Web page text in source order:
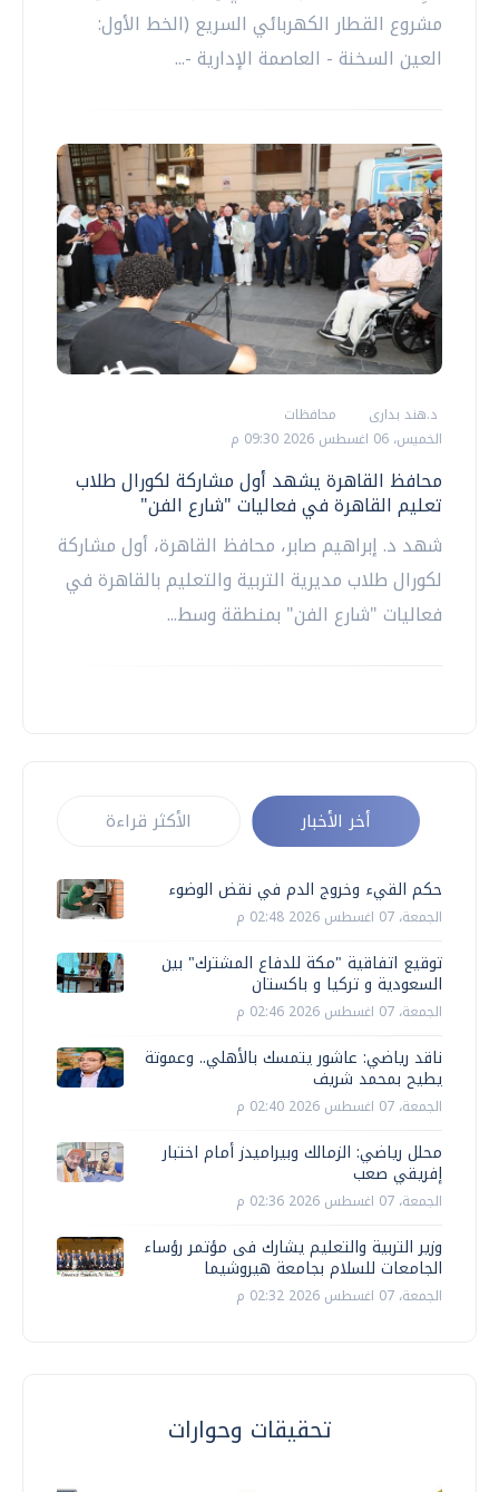
مشروع القطار الكهربائي السريع (الخط الأول:
العين السخنة - العاصمة الإدارية -...
د.هند بدارى
محافظات
الخميس، 06 اغسطس 2026 09:30 م
محافظ القاهرة يشهد أول مشاركة لكورال طلاب
تعليم القاهرة في فعاليات "شارع الفن"
شهد د. إبراهيم صابر، محافظ القاهرة، أول مشاركة
لكورال طلاب مديرية التربية والتعليم بالقاهرة في
فعاليات "شارع الفن" بمنطقة وسط...
أخر الأخبار الأكثر قراءة
حكم القيء وخروج الدم في نقض الوضوء
الجمعة، 07 اغسطس 2026 02:48 م
توقيع اتفاقية "مكة للدفاع المشترك" بين
السعودية و تركيا و باكستان
الجمعة، 07 اغسطس 2026 02:46 م
ناقد رياضي: عاشور يتمسك بالأهلي.. وعموتة
يطيح بمحمد شريف
الجمعة، 07 اغسطس 2026 02:40 م
محلل رياضي: الزمالك وبيراميدز أمام اختبار
إفريقي صعب
الجمعة، 07 اغسطس 2026 02:36 م
وزير التربية والتعليم يشارك فى مؤتمر رؤساء
الجامعات للسلام بجامعة هيروشيما
الجمعة، 07 اغسطس 2026 02:32 م
تحقيقات وحوارات